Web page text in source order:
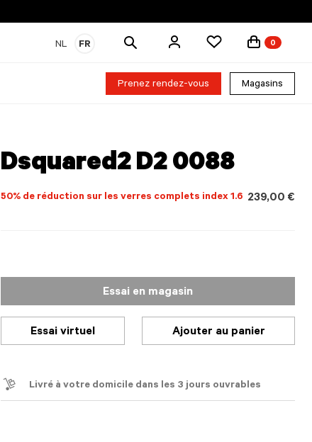
NL FR
Rechercher
0
Prenez rendez-vous Magasins
Dsquared2 D2 0088
50% de réduction sur les verres complets index 1.6 239,00 €
Essai en magasin
Essai virtuel Ajouter au panier
Livré à votre domicile dans les 3 jours ouvrables